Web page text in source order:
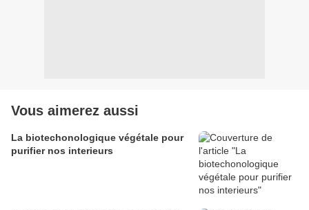
Vous aimerez aussi
La biotechonologique végétale pour
purifier nos interieurs